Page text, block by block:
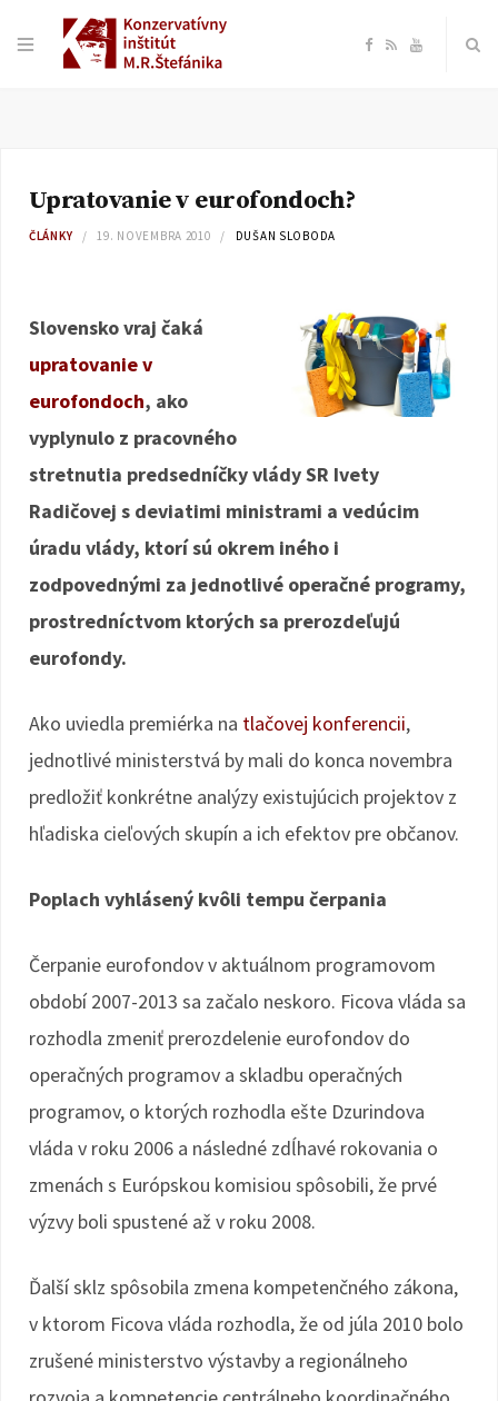
F
o
R Y
e
Upratovanie v eurofondoch?
ČLÁNKY 19. NOVEMBRA 2010 DUŠAN SLOBODA
Slovensko vraj čaká
upratovanie v
eurofondoch, ako
vyplynulo z pracovného
stretnutia predsedníčky vlády SR Ivety
Radičovej s deviatimi ministrami a vedúcim
úradu vlády, ktorí sú okrem iného i
zodpovednými za jednotlivé operačné programy,
prostredníctvom ktorých sa prerozdeľujú
eurofondy.
Ako uviedla premiérka na tlačovej konferencii,
jednotlivé ministerstvá by mali do konca novembra
predložiť konkrétne analýzy existujúcich projektov z
hľadiska cieľových skupín a ich efektov pre občanov.
Poplach vyhlásený kvôli tempu čerpania
Čerpanie eurofondov v aktuálnom programovom
období 2007-2013 sa začalo neskoro. Ficova vláda sa
rozhodla zmeniť prerozdelenie eurofondov do
operačných programov a skladbu operačných
programov, o ktorých rozhodla ešte Dzurindova
vláda v roku 2006 a následné zdĺhavé rokovania o
zmenách s Európskou komisiou spôsobili, že prvé
výzvy boli spustené až v roku 2008.
Ďalší sklz spôsobila zmena kompetenčného zákona,
v ktorom Ficova vláda rozhodla, že od júla 2010 bolo
zrušené ministerstvo výstavby a regionálneho